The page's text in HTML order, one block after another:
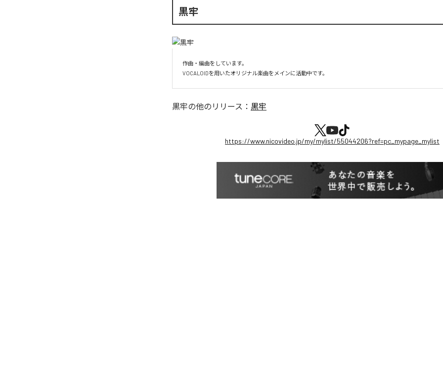
黒牢
作曲・編曲をしています。
VOCALOIDを用いたオリジナル楽曲をメインに活動中です。
黒牢の他のリリース： 黒牢
https://www.nicovideo.jp/my/mylist/55044206?ref=pc_mypage_mylist